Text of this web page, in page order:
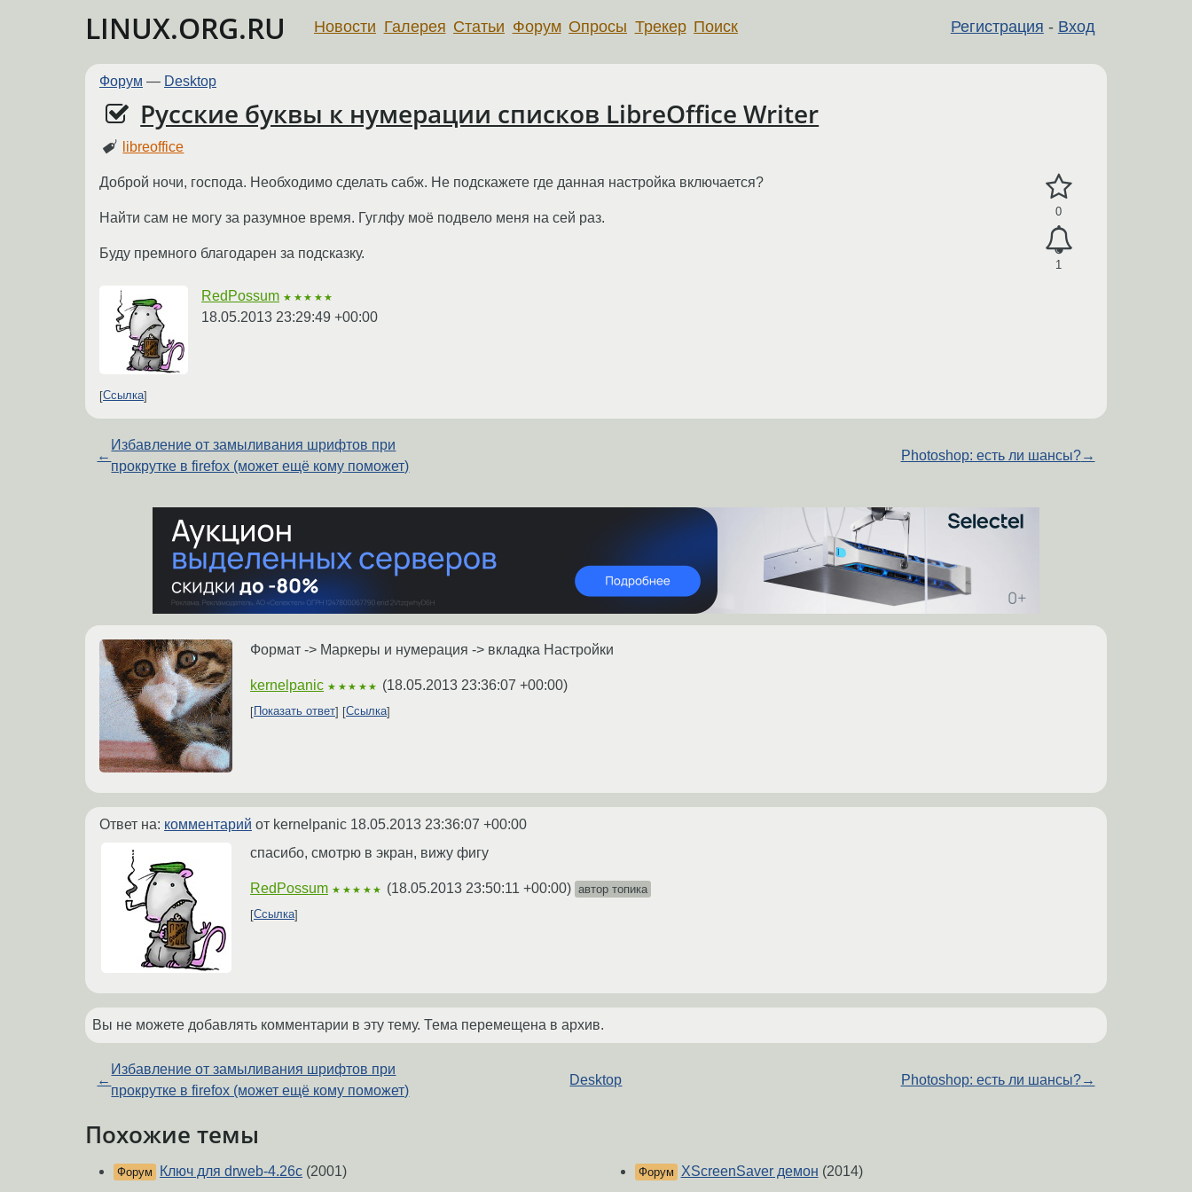
LINUX.ORG.RU Регистрация - Вход
Новости Галерея Статьи Форум Опросы Трекер Поиск
Форум — Desktop
Русские буквы к нумерации списков LibreOffice Writer
libreoffice
0
1
Доброй ночи, господа. Необходимо сделать сабж. Не подскажете где данная настройка включается?
Найти сам не могу за разумное время. Гуглфу моё подвело меня на сей раз.
Буду премного благодарен за подсказку.
RedPossum ★★★★★
18.05.2013 23:29:49 +00:00
Ссылка
←
Избавление от замыливания шрифтов при
прокрутке в firefox (может ещё кому поможет)
Photoshop: есть ли шансы?→
Формат -> Маркеры и нумерация -> вкладка Настройки
kernelpanic ★★★★★ (18.05.2013 23:36:07 +00:00)
Показать ответ Ссылка
Ответ на: комментарий от kernelpanic 18.05.2013 23:36:07 +00:00
спасибо, смотрю в экран, вижу фигу
RedPossum ★★★★★ (18.05.2013 23:50:11 +00:00) автор топика
Ссылка
Вы не можете добавлять комментарии в эту тему. Тема перемещена в архив.
←
Избавление от замыливания шрифтов при
прокрутке в firefox (может ещё кому поможет)
Desktop Photoshop: есть ли шансы?→
Похожие темы
Форум Ключ для drweb-4.26c (2001) Форум XScreenSaver демон (2014)